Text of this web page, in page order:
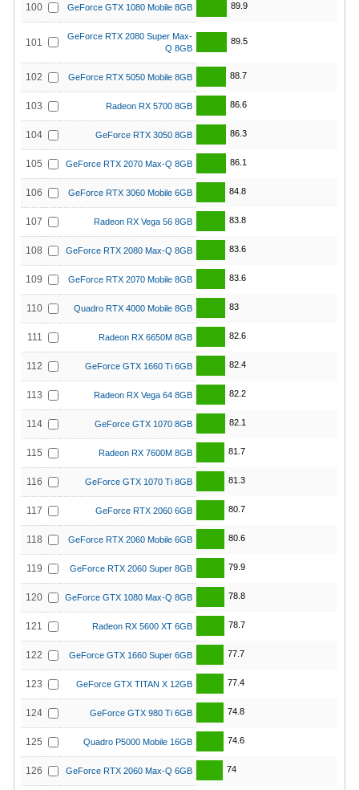
100 GeForce GTX 1080 Mobile 8GB 89.9
101
GeForce RTX 2080 Super Max-
Q 8GB
89.5
102 GeForce RTX 5050 Mobile 8GB 88.7
103 Radeon RX 5700 8GB 86.6
104 GeForce RTX 3050 8GB 86.3
105 GeForce RTX 2070 Max-Q 8GB 86.1
106 GeForce RTX 3060 Mobile 6GB 84.8
107 Radeon RX Vega 56 8GB 83.8
108 GeForce RTX 2080 Max-Q 8GB 83.6
109 GeForce RTX 2070 Mobile 8GB 83.6
110 Quadro RTX 4000 Mobile 8GB 83
111 Radeon RX 6650M 8GB 82.6
112 GeForce GTX 1660 Ti 6GB 82.4
113 Radeon RX Vega 64 8GB 82.2
114 GeForce GTX 1070 8GB 82.1
115 Radeon RX 7600M 8GB 81.7
116 GeForce GTX 1070 Ti 8GB 81.3
117 GeForce RTX 2060 6GB 80.7
118 GeForce RTX 2060 Mobile 6GB 80.6
119 GeForce RTX 2060 Super 8GB 79.9
120 GeForce GTX 1080 Max-Q 8GB 78.8
121 Radeon RX 5600 XT 6GB 78.7
122 GeForce GTX 1660 Super 6GB 77.7
123 GeForce GTX TITAN X 12GB 77.4
124 GeForce GTX 980 Ti 6GB 74.8
125 Quadro P5000 Mobile 16GB 74.6
126 GeForce RTX 2060 Max-Q 6GB 74